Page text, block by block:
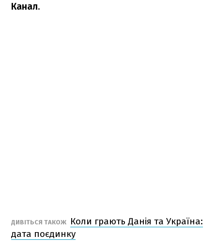
Канал.
ДИВІТЬСЯ ТАКОЖ
Коли грають Данія та Україна:
дата поєдинку